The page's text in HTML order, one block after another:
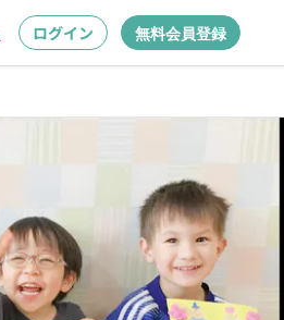
ログイン 無料会員登録